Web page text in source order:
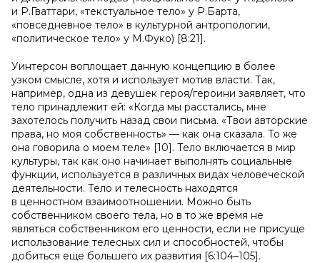
и Р.Гваттари, «текстуальное тело» у Р.Барта,
«повседневное тело» в культурной антропологии,
«политическое тело» у М.Фуко) [8:21].
Уинтерсон воплощает данную концепцию в более
узком смысле, хотя и использует мотив власти. Так,
например, одна из девушек героя/героини заявляет, что
тело принадлежит ей: «Когда мы расстались, мне
захотелось получить назад свои письма. «Твои авторские
права, но моя собственность» — как она сказала. То же
она говорила о моем теле» [10]. Тело включается в мир
культуры, так как оно начинает выполнять социальные
функции, используется в различных видах человеческой
деятельности. Тело и телесность находятся
в ценностном взаимоотношении. Можно быть
собственником своего тела, но в то же время не
являться собственником его ценности, если не присуще
использование телесных сил и способностей, чтобы
добиться еще большего их развития [6:104–105].